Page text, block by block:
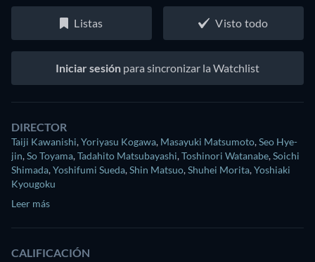
Listas Visto todo
Iniciar sesión para sincronizar la Watchlist
DIRECTOR
Taiji Kawanishi,Yoriyasu Kogawa, Masayuki Matsumoto,Seo Hye-
jin,So Toyama,Tadahito Matsubayashi,Toshinori Watanabe,Soichi
Shimada,Yoshifumi Sueda,Shin Matsuo,Shuhei Morita,Yoshiaki
Kyougoku
Leer más
CALIFICACIÓN